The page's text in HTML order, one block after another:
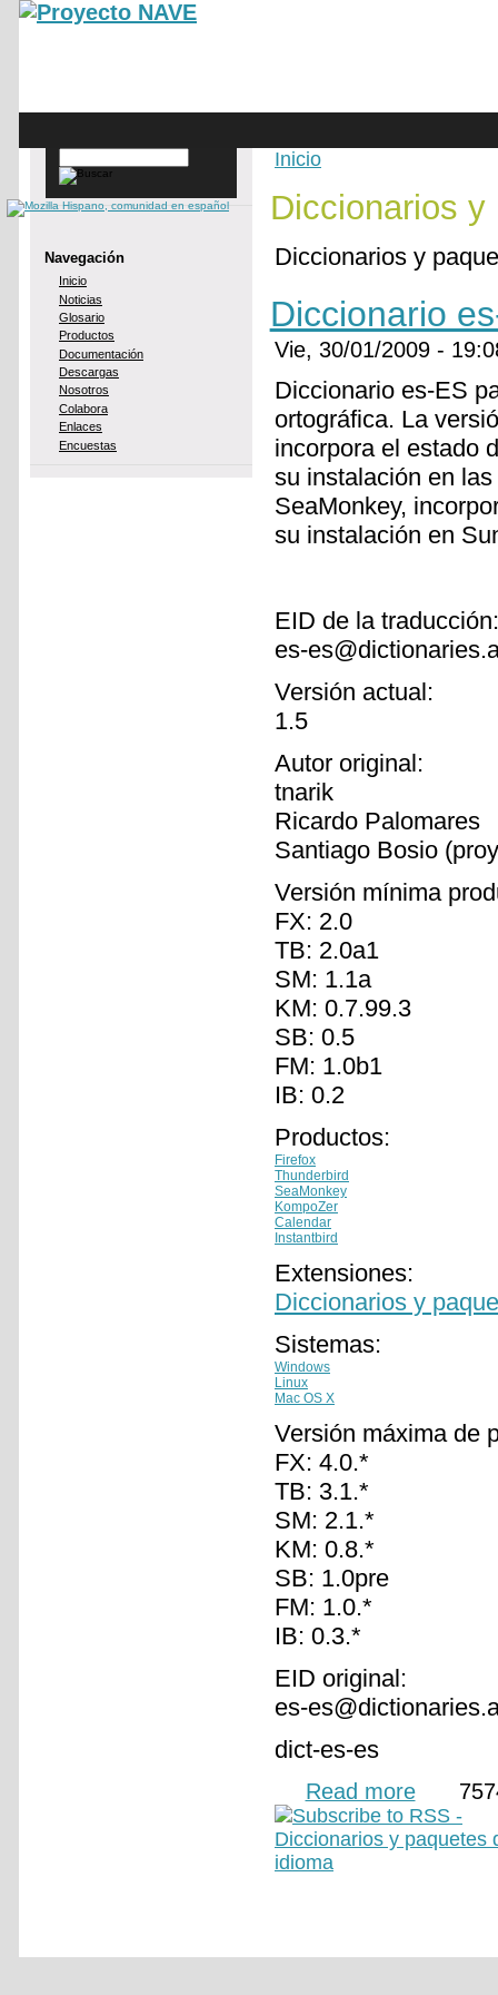
Skip to main content
Navegación
Inicio
Noticias
Glosario
Productos
Documentación
Descargas
Nosotros
Colabora
Enlaces
Encuestas
You are here
Inicio
Diccionarios
Diccionarios y
Diccionario
Vie, 30/01/2009 -
Diccionario es-ES
ortográfica. La
incorpora el estado
su instalación en
SeaMonkey,
su instalación en
EID de la
es-
Versión actual:
1.5
Autor original:
tnarik
Ricardo Palomares
Santiago Bosio
Versión mínima
FX: 2.0
TB: 2.0a1
SM: 1.1a
KM: 0.7.99.3
SB: 0.5
FM: 1.0b1
IB: 0.2
Productos:
Firefox
Thunderbird
SeaMonkey
KompoZer
Calendar
Instantbird
Extensiones:
Diccionarios y
Sistemas:
Windows
Linux
Mac OS X
Versión máxima de
FX: 4.0.*
TB: 3.1.*
SM: 2.1.*
KM: 0.8.*
SB: 1.0pre
FM: 1.0.*
IB: 0.3.*
EID original:
es-
dict-es-es
Read more about